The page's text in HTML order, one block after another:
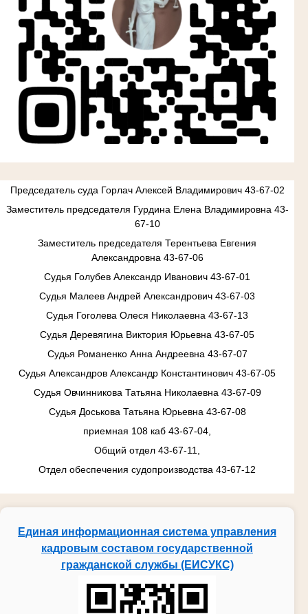
Председатель суда Горлач Алексей Владимирович 43-67-02
Заместитель председателя Гурдина Елена Владимировна 43-
67-10
Заместитель председателя Терентьева Евгения
Александровна 43-67-06
Судья Голубев Александр Иванович 43-67-01
Судья Малеев Андрей Александрович 43-67-03
Судья Гоголева Олеся Николаевна 43-67-13
Судья Деревягина Виктория Юрьевна 43-67-05
Судья Романенко Анна Андреевна 43-67-07
Судья Александров Александр Константинович 43-67-05
Судья Овчинникова Татьяна Николаевна 43-67-09
Судья Доськова Татьяна Юрьевна 43-67-08
приемная 108 каб 43-67-04,
Общий отдел 43-67-11,
Отдел обеспечения судопроизводства 43-67-12
Единая информационная система управления
кадровым составом государственной
гражданской службы (ЕИСУКС)